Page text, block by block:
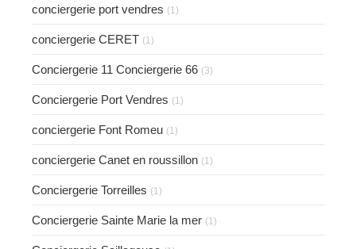
conciergerie port vendres (1)
conciergerie CERET (1)
Conciergerie 11 Conciergerie 66 (3)
Conciergerie Port Vendres (1)
conciergerie Font Romeu (1)
conciergerie Canet en roussillon (1)
Conciergerie Torreilles (1)
Conciergerie Sainte Marie la mer (1)